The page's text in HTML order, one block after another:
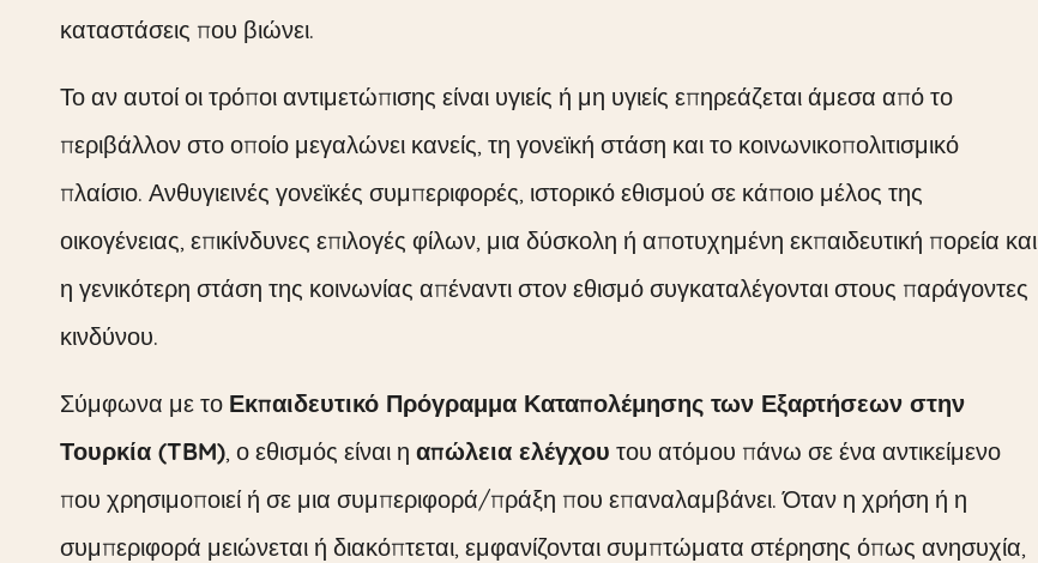
καταστάσεις που βιώνει.
Το αν αυτοί οι τρόποι αντιμετώπισης είναι υγιείς ή μη υγιείς επηρεάζεται άμεσα από το
περιβάλλον στο οποίο μεγαλώνει κανείς, τη γονεϊκή στάση και το κοινωνικοπολιτισμικό
πλαίσιο. Ανθυγιεινές γονεϊκές συμπεριφορές, ιστορικό εθισμού σε κάποιο μέλος της
οικογένειας, επικίνδυνες επιλογές φίλων, μια δύσκολη ή αποτυχημένη εκπαιδευτική πορεία και
η γενικότερη στάση της κοινωνίας απέναντι στον εθισμό συγκαταλέγονται στους παράγοντες
κινδύνου.
Σύμφωνα με το Εκπαιδευτικό Πρόγραμμα Καταπολέμησης των Εξαρτήσεων στην
Τουρκία (TBM), ο εθισμός είναι η απώλεια ελέγχου του ατόμου πάνω σε ένα αντικείμενο
που χρησιμοποιεί ή σε μια συμπεριφορά/πράξη που επαναλαμβάνει. Όταν η χρήση ή η
συμπεριφορά μειώνεται ή διακόπτεται, εμφανίζονται συμπτώματα στέρησης όπως ανησυχία,